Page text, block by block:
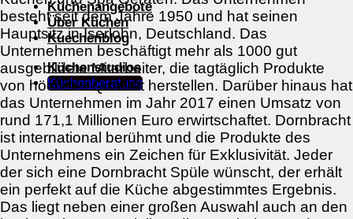
Küchenangebote
Über Küchen
Kuechenblog
Küchenstudios
Küchenberatung
besteht seit dem Jahre 1950 und hat seinen
Hauptsitz in Iserlohn, Deutschland. Das
Unternehmen beschäftigt mehr als 1000 gut
ausgebildete Mitarbeiter, die tagtäglich Produkte
von höchster Qualität herstellen. Darüber hinaus hat
das Unternehmen im Jahr 2017 einen Umsatz von
rund 171,1 Millionen Euro erwirtschaftet. Dornbracht
ist international berühmt und die Produkte des
Unternehmens ein Zeichen für Exklusivität. Jeder
der sich eine Dornbracht Spüle wünscht, der erhält
ein perfekt auf die Küche abgestimmtes Ergebnis.
Das liegt neben einer großen Auswahl auch an den